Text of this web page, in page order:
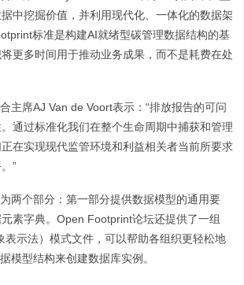
中挖掘价值，并利用现代化、一体化的数据架
标准是构建AI就绪型碳管理数据结构的基
更多时间用于推动业务成果，而不是耗费在处
主席AJ Van de Voort表示：“排放报告的可问
通过标准化我们在整个生命周期中捕获和管理
在实现现代监管环境和利益相关者当前所要求
”
两个部分：第一部分提供数据模型的通用要
素字典。Open Footprint论坛还提供了一组
表示法）模式文件，可以帮助各组织更轻松地
模型结构来创建数据库实例。